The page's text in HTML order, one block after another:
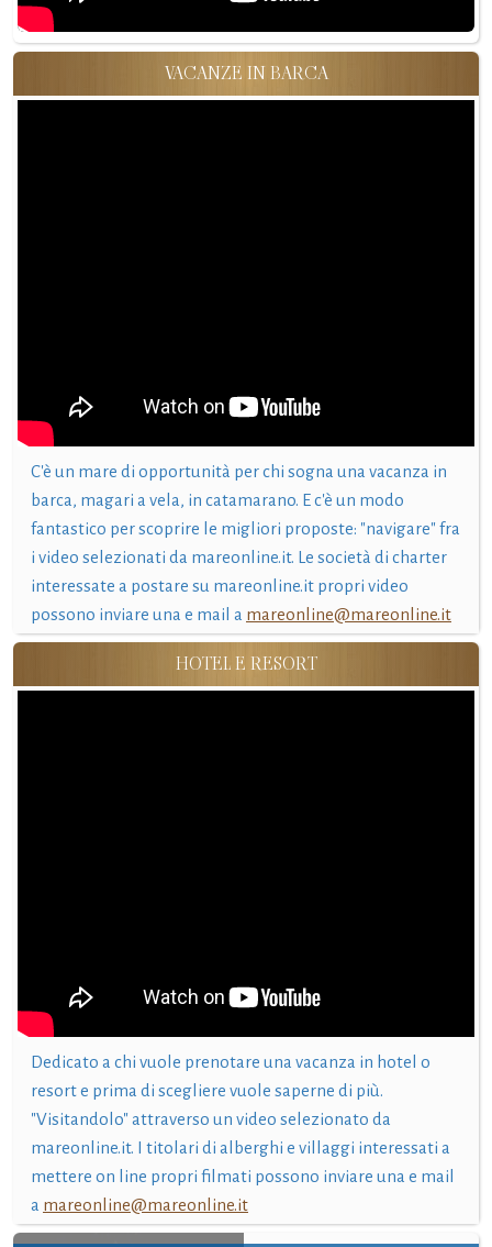
VACANZE IN BARCA
C'è un mare di opportunità per chi sogna una vacanza in
barca, magari a vela, in catamarano. E c'è un modo
fantastico per scoprire le migliori proposte: "navigare" fra
i video selezionati da mareonline.it. Le società di charter
interessate a postare su mareonline.it propri video
possono inviare una e mail a mareonline@mareonline.it
HOTEL E RESORT
Dedicato a chi vuole prenotare una vacanza in hotel o
resort e prima di scegliere vuole saperne di più.
"Visitandolo" attraverso un video selezionato da
mareonline.it. I titolari di alberghi e villaggi interessati a
mettere on line propri filmati possono inviare una e mail
a mareonline@mareonline.it